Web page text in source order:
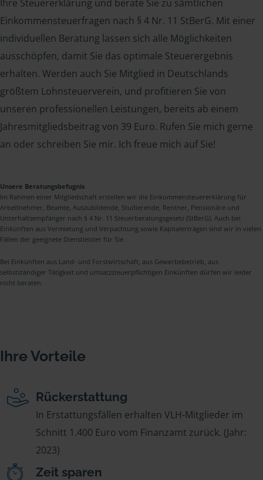
Ihre Steuererklärung und berate Sie zu sämtlichen
Einkommensteuerfragen nach § 4 Nr. 11 StBerG. Mit einer
individuellen Beratung lassen sich alle Möglichkeiten
ausschöpfen, damit Sie das optimale Steuerergebnis
erhalten. Werden auch Sie Mitglied in Deutschlands
größtem Lohnsteuerverein, und profitieren Sie von
unseren professionellen Leistungen, bereits ab einem
Jahresmitgliedsbeitrag von 39 Euro. Rufen Sie mich gerne
an oder schreiben Sie mir. Ich freue mich auf Sie!
Unsere Beratungsbefugnis
Im Rahmen einer Mitgliedschaft erstellen wir die Einkommensteuererklärung für
Arbeitnehmer, Beamte, Auszubildende, Studierende, Rentner, Pensionäre und
Unterhaltsempfänger nach § 4 Nr. 11 Steuerberatungsgesetz (StBerG). Auch bei
Einkünften aus Vermietung und Verpachtung sowie Kapitalerträgen sind wir in vielen
Fällen der geeignete Dienstleister für Sie.
Bei Einkünften aus Land- und Forstwirtschaft, aus Gewerbebetrieb, aus
selbstständiger Tätigkeit und umsatzsteuerpflichtigen Einkünften dürfen wir leider
nicht beraten.
Ihre Vorteile
Rückerstattung
In Erstattungsfällen erhalten VLH-Mitglieder im
Schnitt 1.400 Euro vom Finanzamt zurück. (Jahr:
2023)
Zeit sparen